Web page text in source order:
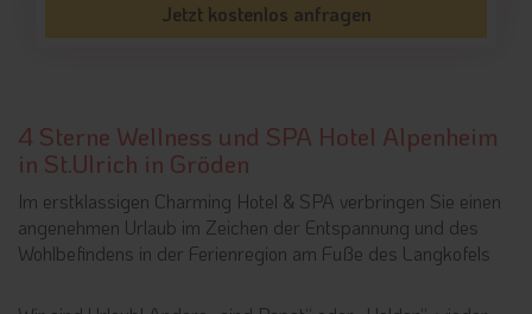
Jetzt kostenlos anfragen
4 Sterne Wellness und SPA Hotel Alpenheim
in St.Ulrich in Gröden
Im erstklassigen Charming Hotel & SPA verbringen Sie einen
angenehmen Urlaub im Zeichen der Entspannung und des
Wohlbefindens in der Ferienregion am Fuße des Langkofels